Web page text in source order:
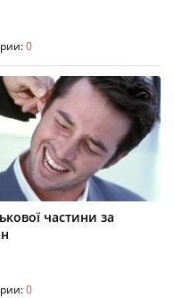
0
частини за
0